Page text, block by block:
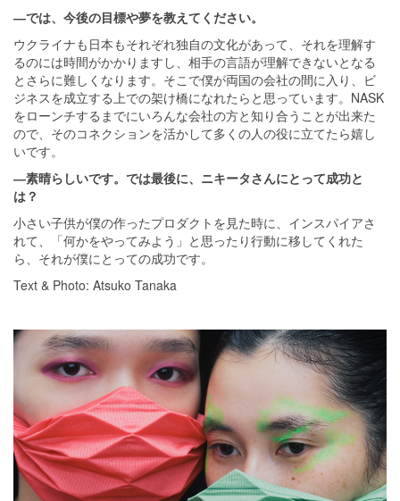
―では、今後の目標や夢を教えてください。
ウクライナも日本もそれぞれ独自の文化があって、それを理解す
るのには時間がかかりますし、相手の言語が理解できないとなる
とさらに難しくなります。そこで僕が両国の会社の間に入り、ビ
ジネスを成立する上での架け橋になれたらと思っています。NASK
をローンチするまでにいろんな会社の方と知り合うことが出来た
ので、そのコネクションを活かして多くの人の役に立てたら嬉し
いです。
―素晴らしいです。では最後に、ニキータさんにとって成功と
は？
小さい子供が僕の作ったプロダクトを見た時に、インスパイアさ
れて、「何かをやってみよう」と思ったり行動に移してくれた
ら、それが僕にとっての成功です。
Text & Photo: Atsuko Tanaka